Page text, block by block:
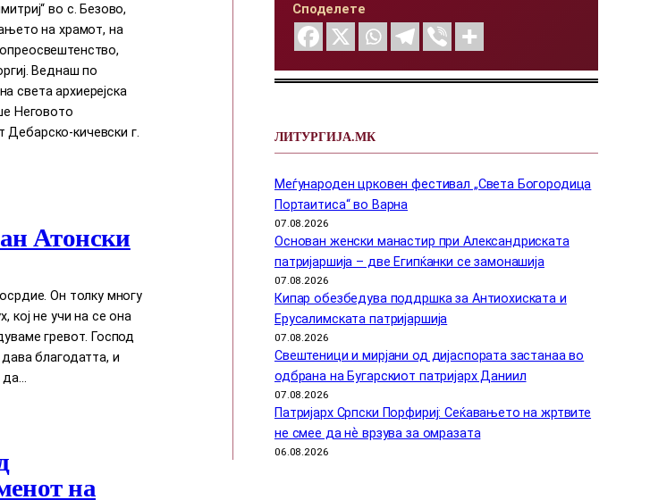
во с. Безово,
на храмот, на
Веднаш по
света архиерејска
Неговото
кичевски г.
Атонски
Он толку многу
кој нe учи на сe она
гревот. Господ
благодатта, и
да…
на
Споделете
ЛИТУРГИЈА.МК
Меѓународен црковен фестивал „Света Богородица
Портаитиса“ во Варна
07.08.2026
Основан женски манастир при Александриската
патријаршија – две Египќанки се замонашија
07.08.2026
Кипар обезбедува поддршка за Антиохиската и
Ерусалимската патријаршија
07.08.2026
Свештеници и мирјани од дијаспората застанаа во
одбрана на Бугарскиот патријарх Даниил
07.08.2026
Патријарх Српски Порфириј: Сеќавањето на жртвите
не смее да нѐ врзува за омразата
06.08.2026